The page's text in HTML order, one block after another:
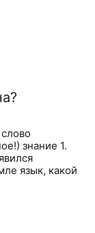
знание 1.
язык, какой